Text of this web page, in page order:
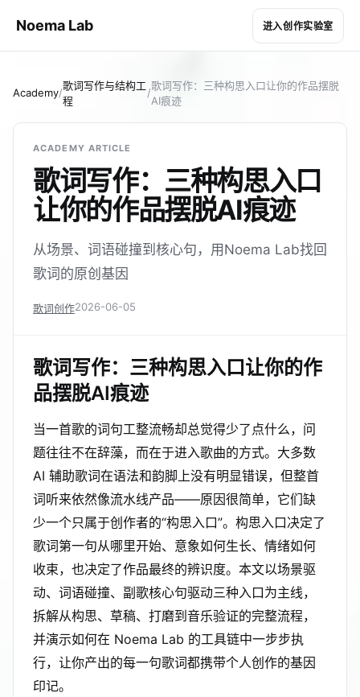
Noema Lab 进入创作实验室
Academy/
歌词写作与结构工
程
/
歌词写作：三种构思入口让你的作品摆脱
AI痕迹
ACADEMY ARTICLE
歌词写作：三种构思入口
让你的作品摆脱AI痕迹
从场景、词语碰撞到核心句，用Noema Lab找回
歌词的原创基因
歌词创作2026-06-05
歌词写作：三种构思入口让你的作
品摆脱AI痕迹
当一首歌的词句工整流畅却总觉得少了点什么，问
题往往不在辞藻，而在于进入歌曲的方式。大多数
AI 辅助歌词在语法和韵脚上没有明显错误，但整首
词听来依然像流水线产品——原因很简单，它们缺
少一个只属于创作者的“构思入口”。构思入口决定了
歌词第一句从哪里开始、意象如何生长、情绪如何
收束，也决定了作品最终的辨识度。本文以场景驱
动、词语碰撞、副歌核心句驱动三种入口为主线，
拆解从构思、草稿、打磨到音乐验证的完整流程，
并演示如何在 Noema Lab 的工具链中一步步执
行，让你产出的每一句歌词都携带个人创作的基因
印记。